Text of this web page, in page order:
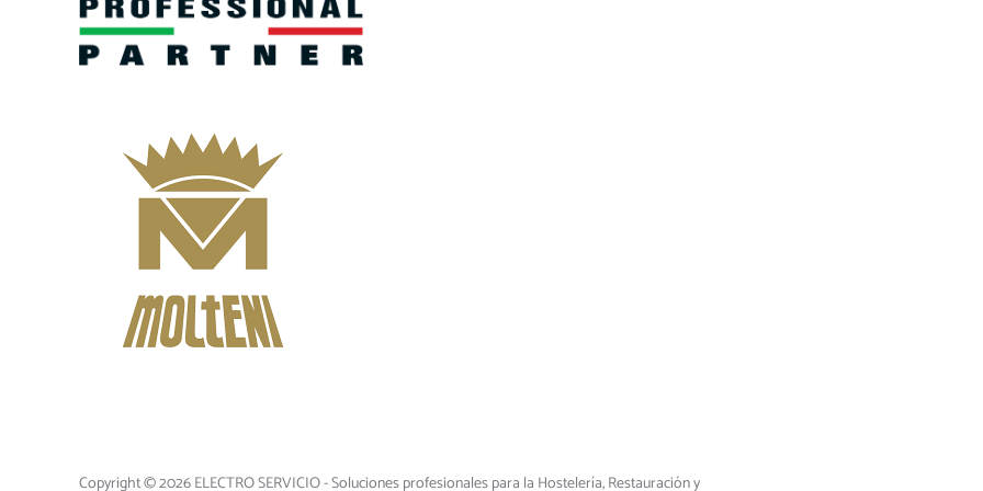
Copyright © 2026 ELECTRO SERVICIO - Soluciones profesionales para la Hostelería, Restauración y